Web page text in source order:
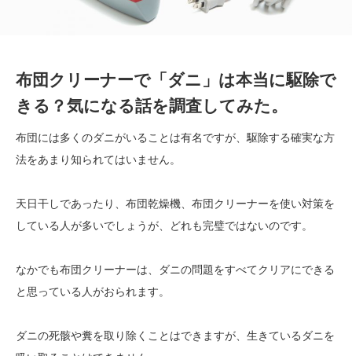
布団クリーナーで「ダニ」は本当に駆除で
きる？気になる話を調査してみた。
布団には多くのダニがいることは有名ですが、駆除する確実な方
法をあまり知られてはいません。
天日干しであったり、布団乾燥機、布団クリーナーを使い対策を
している人が多いでしょうが、どれも完璧ではないのです。
なかでも布団クリーナーは、ダニの問題をすべてクリアにできる
と思っている人がおられます。
ダニの死骸や糞を取り除くことはできますが、生きているダニを